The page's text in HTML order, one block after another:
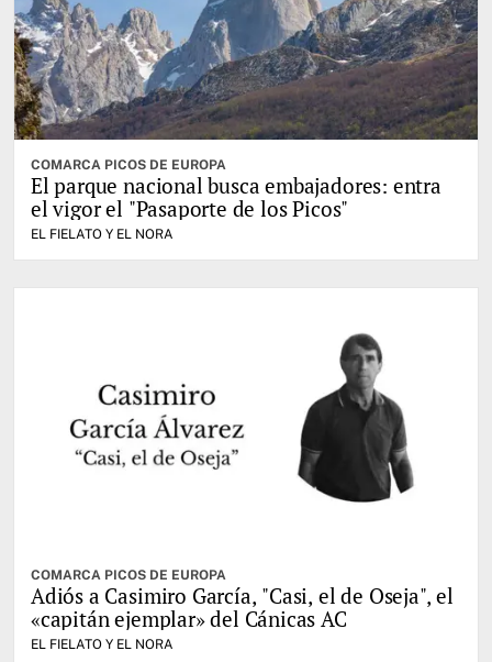
COMARCA PICOS DE EUROPA
El parque nacional busca embajadores: entra
el vigor el "Pasaporte de los Picos"
EL FIELATO Y EL NORA
COMARCA PICOS DE EUROPA
Adiós a Casimiro García, "Casi, el de Oseja", el
«capitán ejemplar» del Cánicas AC
EL FIELATO Y EL NORA